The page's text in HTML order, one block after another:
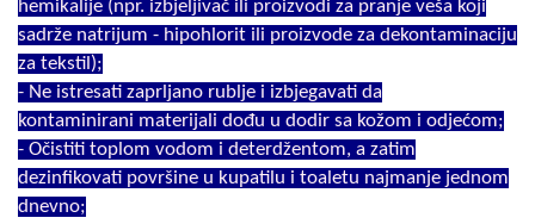
hemikalije (npr. izbjeljivač ili proizvodi za pranje veša koji
sadrže natrijum - hipohlorit ili proizvode za dekontaminaciju
za tekstil);
- Ne istresati zaprljano rublje i izbjegavati da
kontaminirani materijali dođu u dodir sa kožom i odjećom;
- Očistiti toplom vodom i deterdžentom, a zatim
dezinfikovati površine u kupatilu i toaletu najmanje jednom
dnevno;